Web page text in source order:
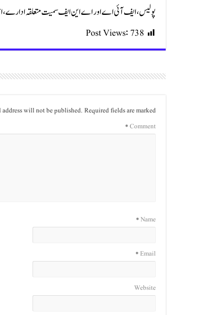
پولیس، ایف آئی اے اور اے این ایف سمیت متعلقہ
Post Views:738
will not be published.Required fields are marked
Comment
*
Name
*
Email
*
Website